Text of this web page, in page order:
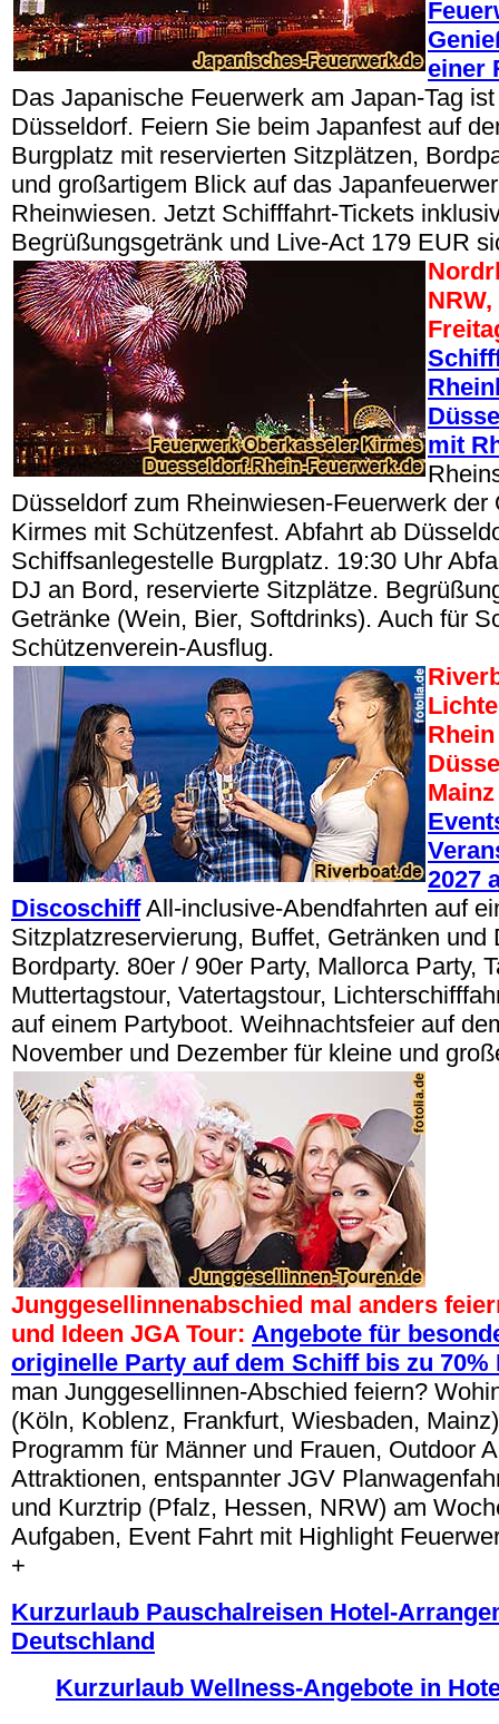
einer
Das Japanische Feuerwerk am Japan-Tag
Düsseldorf. Feiern Sie beim Japanfest auf
Burgplatz mit reservierten Sitzplätzen,
und großartigem Blick auf das
Rheinwiesen. Jetzt Schifffahrt-Tickets
Begrüßungsgetränk und Live-Act 179 EUR
mit
Düsseldorf zum Rheinwiesen-Feuerwerk der
Kirmes mit Schützenfest. Abfahrt ab
Schiffsanlegestelle Burgplatz. 19:30 Uhr
DJ an Bord, reservierte Sitzplätze.
Getränke (Wein, Bier, Softdrinks). Auch für
Schützenverein-Ausflug.
Mainz
2027
DiscoschiffAll-inclusive-Abendfahrten auf
Sitzplatzreservierung, Buffet, Getränken und
Bordparty. 80er / 90er Party, Mallorca Party,
Muttertagstour, Vatertagstour,
auf einem Partyboot. Weihnachtsfeier auf
November und Dezember für kleine und
Junggesellinnenabschied mal anders
und Ideen JGA Tour: Angebote für
originelle Party auf dem Schiff bis zu 70%
man Junggesellinnen-Abschied feiern?
(Köln, Koblenz, Frankfurt, Wiesbaden,
Programm für Männer und Frauen, Outdoor
Attraktionen, entspannter JGV
und Kurztrip (Pfalz, Hessen, NRW) am
Aufgaben, Event Fahrt mit Highlight
+
Kurzurlaub Pauschalreisen Hotel-
Deutschland
Kurzurlaub Wellness-Angebote in